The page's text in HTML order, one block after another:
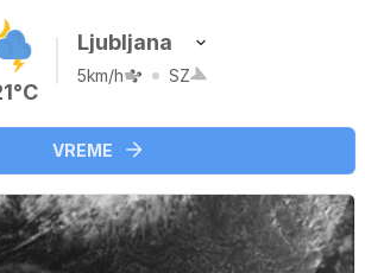
Ljubljana
5km/h SZ
VREME